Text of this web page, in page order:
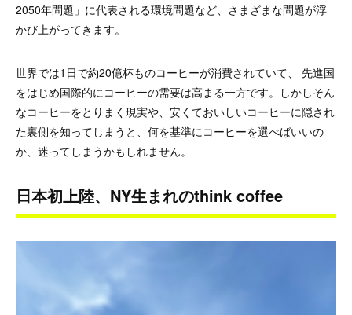
2050年問題」に代表される環境問題など、さまざまな問題が浮
かび上がってきます。
世界では1日で約20億杯ものコーヒーが消費されていて、 先進国
をはじめ国際的にコーヒーの需要は高まる一方です。しかしそん
なコーヒーをとりまく現実や、安くておいしいコーヒーに隠され
た裏側を知ってしまうと、何を基準にコーヒーを選べばいいの
か、迷ってしまうかもしれません。
日本初上陸、NY生まれのthink coffee